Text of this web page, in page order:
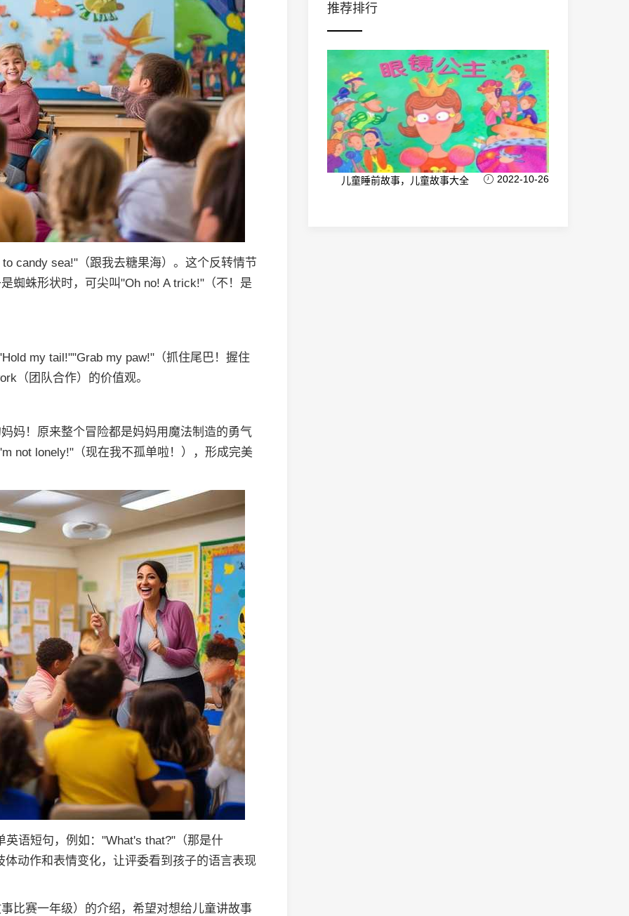
candy sea!"（跟我去糖果海）。这个反转情节
蜘蛛形状时，可尖叫"Oh no! A trick!"（不！是
my tail!""Grab my paw!"（抓住尾巴！握住
（团队合作）的价值观。
妈！原来整个冒险都是妈妈用魔法制造的勇气
not lonely!"（现在我不孤单啦！），形成完美
语短句，例如："What's that?"（那是什
动作和表情变化，让评委看到孩子的语言表现
比赛一年级）的介绍，希望对想给儿童讲故事
推荐排行
儿童睡前故事，儿童故事大全 2022-10-26